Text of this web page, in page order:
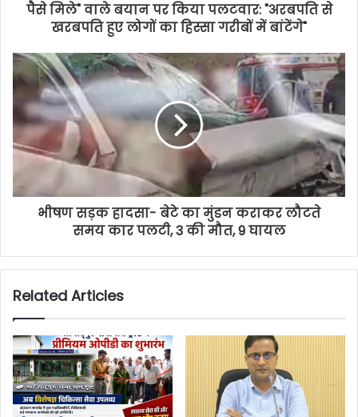
पैसे मिले" वाले बयान पर किया पलटवार: "अरबपति से
खरबपति हुए लोगों का हिस्सा गरीबों में बांटेंगे"
भीषण सड़क हादसा- बेटे का मुंडन कराकर लौटते
समय कार पलटी, 3 की मौत, 9 घायल
Related Articles